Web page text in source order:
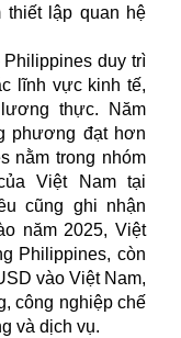
lập quan hệ
duy trì
lĩnh vực kinh tế,
thực. Năm
phương đạt hơn
nằm trong nhóm
Việt Nam tại
cũng ghi nhận
năm 2025, Việt
Philippines, còn
vào Việt Nam,
công nghiệp chế
và dịch vụ.